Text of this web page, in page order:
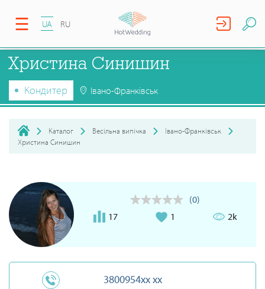
UA RU
Христина Синишин
Кондитер Івано-Франківськ
Каталог Весільна випічка
Івано-Франківськ
Христина Синишин
(0)
17
1 2k
3800954xx xx